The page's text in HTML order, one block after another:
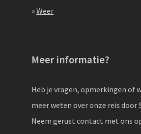
»Weer
Meer informatie?
Heb je vragen, opmerkingen of
meer weten over onze reis door
Neem gerust contact met ons